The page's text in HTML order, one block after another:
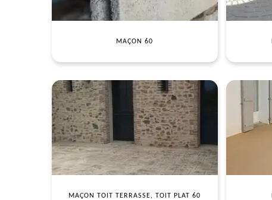
MAÇON 60
MAÇON TOIT TERRASSE, TOIT PLAT 60